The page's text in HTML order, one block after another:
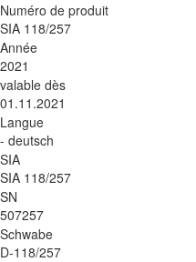
Numéro de produit
SIA 118/257
Année
2021
valable dès
01.11.2021
Langue
- deutsch
SIA
SIA 118/257
SN
507257
Schwabe
D-118/257